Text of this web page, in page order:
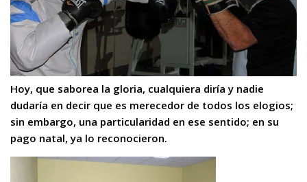
Hoy, que saborea la gloria, cualquiera diría y nadie
dudaría en decir que es merecedor de todos los elogios;
sin embargo, una particularidad en ese sentido; en su
pago natal, ya lo reconocieron.